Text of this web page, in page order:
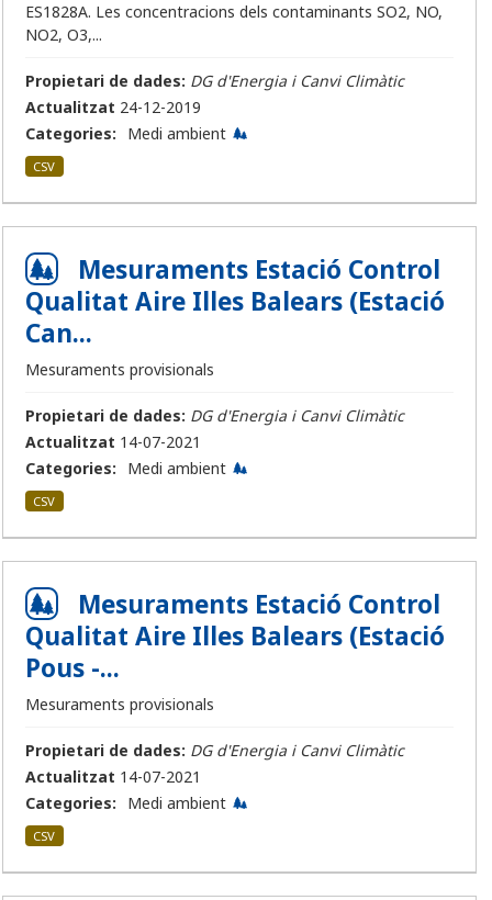
ES1828A. Les concentracions dels contaminants SO2, NO,
NO2, O3,...
Propietari de dades: DG d'Energia i Canvi Climàtic
Actualitzat 24-12-2019
Categories:
Medi ambient
CSV
Mesuraments Estació Control
Qualitat Aire Illes Balears (Estació
Can...
Mesuraments provisionals
Propietari de dades: DG d'Energia i Canvi Climàtic
Actualitzat 14-07-2021
Categories:
Medi ambient
CSV
Mesuraments Estació Control
Qualitat Aire Illes Balears (Estació
Pous -...
Mesuraments provisionals
Propietari de dades: DG d'Energia i Canvi Climàtic
Actualitzat 14-07-2021
Categories:
Medi ambient
CSV